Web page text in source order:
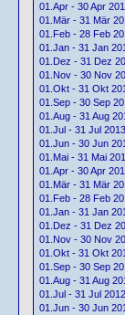
01.Apr - 30 Apr
01.Mär - 31 Mär
01.Feb - 28 Feb
01.Jan - 31 Jan
01.Dez - 31 Dez
01.Nov - 30 Nov
01.Okt - 31 Okt
01.Sep - 30 Sep
01.Aug - 31 Aug
01.Jul - 31 Jul 2013
01.Jun - 30 Jun
01.Mai - 31 Mai
01.Apr - 30 Apr
01.Mär - 31 Mär
01.Feb - 28 Feb
01.Jan - 31 Jan
01.Dez - 31 Dez
01.Nov - 30 Nov
01.Okt - 31 Okt
01.Sep - 30 Sep
01.Aug - 31 Aug
01.Jul - 31 Jul 2012
01.Jun - 30 Jun